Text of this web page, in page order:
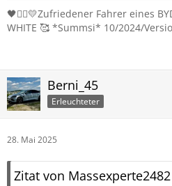
🖤❤️‍🔥💛Zufriedener Fahrer eines
WHITE 🥰 *Summsi* 10/2024/
Berni_45
Erleuchteter
28. Mai 2025
Zitat von Massexperte2482